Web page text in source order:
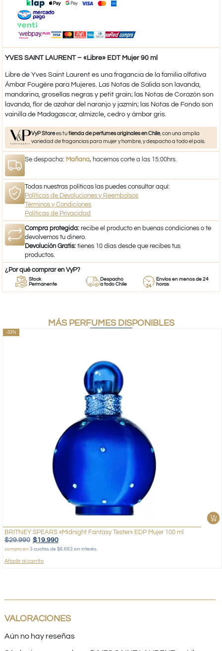
YVES SAINT LAURENT – «Libre» EDT Mujer 90 ml
Libre de Yves Saint Laurent es una fragancia de la familia olfativa
Ámbar Fougère para Mujeres. Las Notas de Salida son lavanda,
mandarina, grosellas negras y petit grain; las Notas de Corazón son
lavanda, flor de azahar del naranjo y jazmín; las Notas de Fondo son
vainilla de Madagascar, almizcle, cedro y ámbar gris.
VyP Storees tutienda de perfumes originales en Chile, con una amplia
variedad de fragancias para mujer y hombre, y despacho a todo el país.
Se despacha: Mañana, hacemos corte a las 15:00hrs.
Todas nuestras políticas las puedes consultar aquí:
Políticas de Devoluciones y Reembolsos
Términos y Condiciones
Políticas de Privacidad
Compra protegida: recibe el producto en buenas condiciones o te
devolvemos tu dinero.
Devolución Gratis: tienes 10 días desde que recibes tus
productos.
¿Por qué comprar en VyP?
Stock
Permanente
Despacho
a todo Chile
Envíos en menos de 24
horas
MÁS PERFUMES DISPONIBLES
-33%
BRITNEY SPEARS «Midnight Fantasy Tester» EDP Mujer 100 ml
$29.990 $19.990
compra en 3 cuotas de $6.663 sin interés
Añadir al carrito
VALORACIONES
Aún no hay reseñas